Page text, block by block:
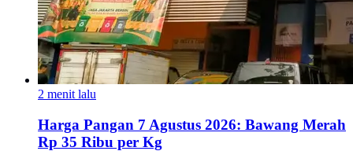
2 menit lalu
Harga Pangan 7 Agustus 2026: Bawang Merah
Rp 35 Ribu per Kg